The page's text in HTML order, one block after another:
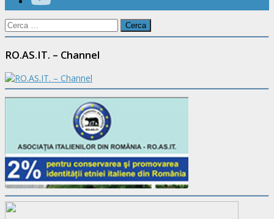
Ricerca
per:
RO.AS.IT. – Channel